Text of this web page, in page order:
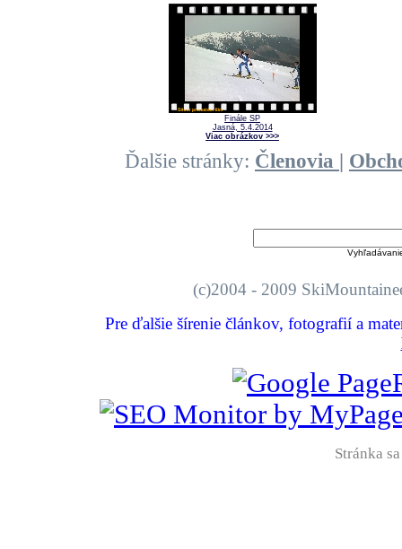
Finále SP
Jasná, 5.4.2014
Viac obrázkov >>>
Ďalšie stránky: Členovia |
(c)2004 - 2009
Pre ďalšie šírenie článkov, fotografií a
Stránka